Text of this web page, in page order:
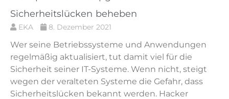
Sicherheitslücken beheben
EKA 8. Dezember 2021
Wer seine Betriebssysteme und Anwendungen
regelmäßig aktualisiert, tut damit viel für die
Sicherheit seiner IT-Systeme. Wenn nicht, steigt
wegen der veralteten Systeme die Gefahr, dass
Sicherheitslücken bekannt werden. Hacker